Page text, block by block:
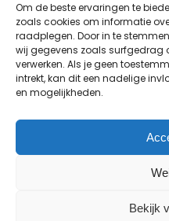
Om de beste ervaringen te
zoals cookies om informatie
raadplegen. Door in te
wij gegevens zoals surfgedrag
verwerken. Als je geen
intrekt, kan dit een nadelige
en mogelijkheden.
Bekijk
Bestellingen
Adresgegevens
Accountgegevens
Uitloggen
© Copyright - 2026 |